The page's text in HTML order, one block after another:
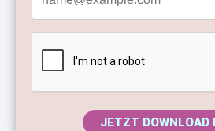
JETZT DOWNLOAD